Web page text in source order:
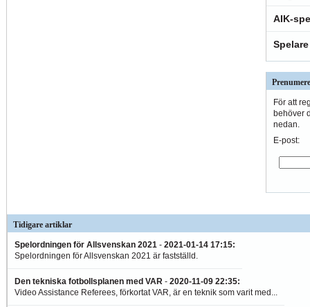
AIK-
För att
behöver
nedan.
E-post:
Tidigare artiklar
Spelordningen för Allsvenskan 2021 - 2021-01-14 17:15:
Spelordningen för Allsvenskan 2021 är fastställd.
Den tekniska fotbollsplanen med VAR - 2020-11-09 22:35:
Video Assistance Referees, förkortat VAR, är en teknik som varit med...